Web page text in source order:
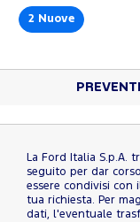
2 Nuove
La Ford Italia
seguito per dar
essere condivisi con
tua richiesta. Per
dati, l'eventuale